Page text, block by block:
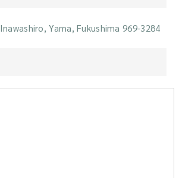
Yama, Fukushima 969-3284